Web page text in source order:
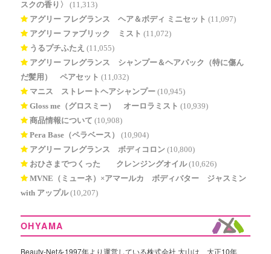
スクの香り〉
(11,313)
アグリー フレグランス ヘア＆ボディ ミニセット (11,097)
アグリー ファブリック ミスト (11,072)
うるプチふたえ (11,055)
アグリー フレグランス シャンプー＆ヘアパック（特に傷ん
だ髪用） ペアセット (11,032)
マニス ストレートヘアシャンプー (10,945)
Gloss me（グロスミー） オーロラミスト (10,939)
商品情報について (10,908)
Pera Base（ペラベース）
(10,904)
アグリー フレグランス ボディコロン (10,800)
おひさまでつくった® クレンジングオイル (10,626)
MVNE（ミューネ）×アマールカ ボディバター ジャスミン
with アップル (10,207)
OHYAMA
Beauty-Netを1997年より運営している株式会社 大山は、大正10年